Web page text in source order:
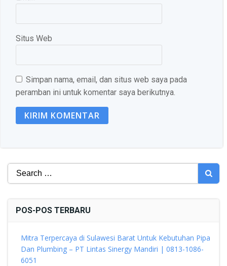
Situs Web
Simpan nama, email, dan situs web saya pada
peramban ini untuk komentar saya berikutnya.
Search
for:
POS-POS TERBARU
Mitra Terpercaya di Sulawesi Barat Untuk Kebutuhan Pipa
Dan Plumbing – PT Lintas Sinergy Mandiri | 0813-1086-
6051